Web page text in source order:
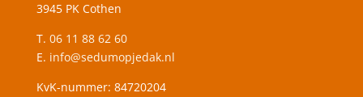
3945 PK Cothen
T. 06 11 88 62 60
E. info@sedumopjedak.nl
KvK-nummer: 84720204